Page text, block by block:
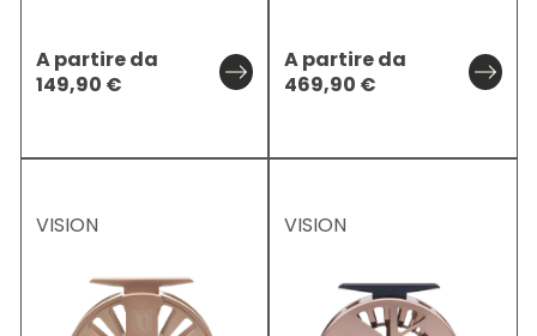
A partire da
149,90 €
A partire da
469,90 €
VISION VISION